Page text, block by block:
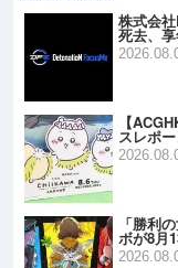
株式会
死去、享
【
スレポ
「勝利
ボが8月